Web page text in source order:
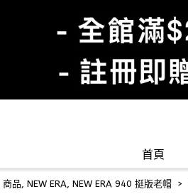
首頁
商品, NEW ERA, NEW ERA 940 挺版老帽